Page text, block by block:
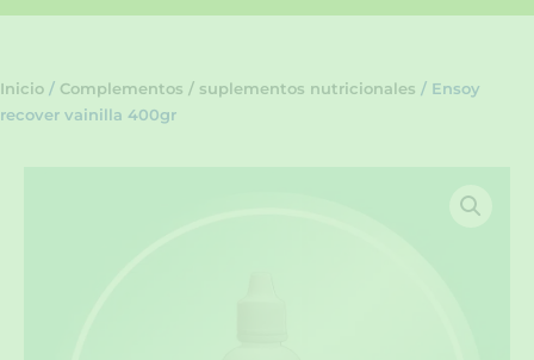
Inicio / Complementos / suplementos nutricionales / Ensoy
recover vainilla 400gr